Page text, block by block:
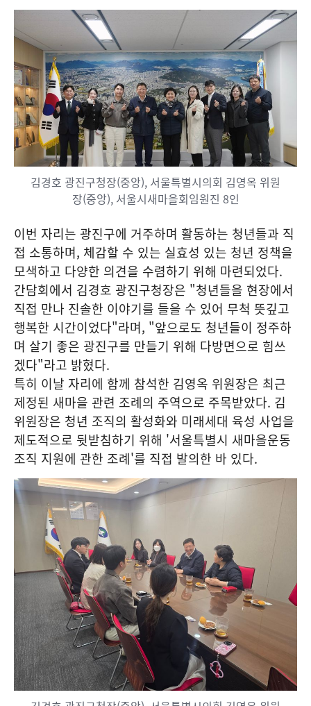
김경호 광진구청장(중앙), 서울특별시의회 김영옥 위원
장(중앙), 서울시새마을회임원진 8인
이번 자리는 광진구에 거주하며 활동하는 청년들과 직
접 소통하며, 체감할 수 있는 실효성 있는 청년 정책을
모색하고 다양한 의견을 수렴하기 위해 마련되었다.
간담회에서 김경호 광진구청장은 "청년들을 현장에서
직접 만나 진솔한 이야기를 들을 수 있어 무척 뜻깊고
행복한 시간이었다"라며, "앞으로도 청년들이 정주하
며 살기 좋은 광진구를 만들기 위해 다방면으로 힘쓰
겠다"라고 밝혔다.
특히 이날 자리에 함께 참석한 김영옥 위원장은 최근
제정된 새마을 관련 조례의 주역으로 주목받았다. 김
위원장은 청년 조직의 활성화와 미래세대 육성 사업을
제도적으로 뒷받침하기 위해 '서울특별시 새마을운동
조직 지원에 관한 조례'를 직접 발의한 바 있다.